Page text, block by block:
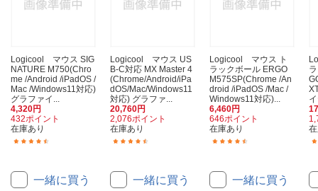
Logicool マウス SIG
NATURE M750(Chro
me /Android /iPadOS /
Mac /Windows11対応)
グラファイ...
4,320円
432ポイント
在庫あり
一緒に買う
Logicool マウス US
B-C対応 MX Master 4
(Chrome/Android/iPa
dOS/Mac/Windows11
対応) グラファ...
20,760円
2,076ポイント
在庫あり
一緒に買う
Logicool マウス ト
ラックボール ERGO
M575SP(Chrome /An
droid /iPadOS /Mac /
Windows11対応)...
6,460円
646ポイント
在庫あり
一緒に買う